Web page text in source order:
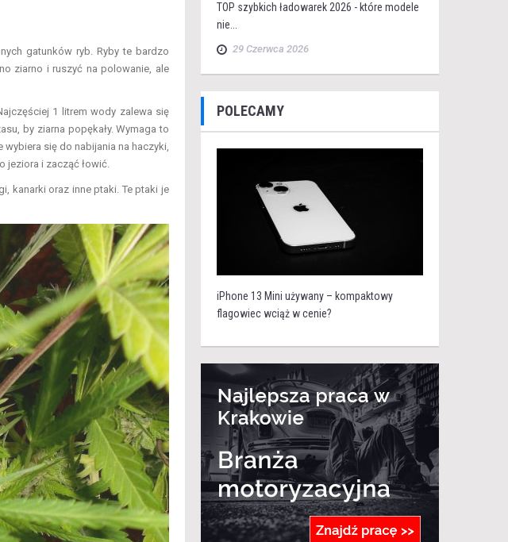
gatunków ryb. Ryby te bardzo
ziarno i ruszyć na polowanie, ale
1 litrem wody zalewa się
by ziarna popękały. Wymaga to
się do nabijania na haczyki,
jeziora i zacząć łowić.
kanarki oraz inne ptaki. Te ptaki je
TOP szybkich ładowarek 2026 - które modele
nie...
29 Czerwca 2026
POLECAMY
iPhone 13 Mini używany – kompaktowy
flagowiec wciąż w cenie?